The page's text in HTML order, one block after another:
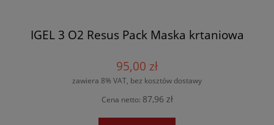
IGEL 3 O2 Resus Pack Maska krtaniowa
95,00 zł
zawiera 8% VAT, bez kosztów dostawy
Cena netto: 87,96 zł